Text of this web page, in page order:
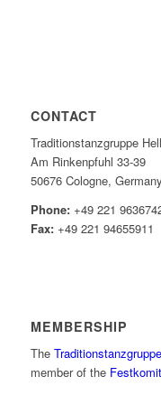
CONTACT
Traditionstanzgruppe
Am Rinkenpfuhl 33-39
50676 Cologne, Germany
Phone:+49 221
Fax:+49 221 94655911
MEMBERSHIP
The
member of the